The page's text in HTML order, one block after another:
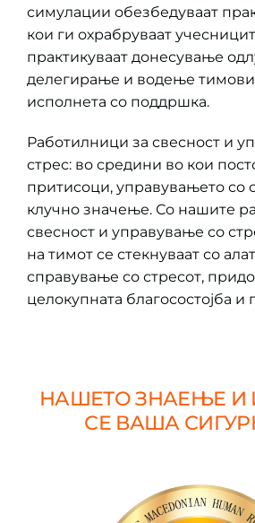
симулации обезбедуваат
кои ги охрабруваат
практикуваат донесување
делегирање и водење
исполнета со поддршка.
Работилници за свесност и
стрес: во средини во кои
притисоци, управувањето со
клучно значење. Со нашите
свесност и управување со
на тимот се стекнуваат со
справување со стресот,
целокупната благосостојба и
НАШЕТО ЗНАЕЊЕ И
СЕ ВАША